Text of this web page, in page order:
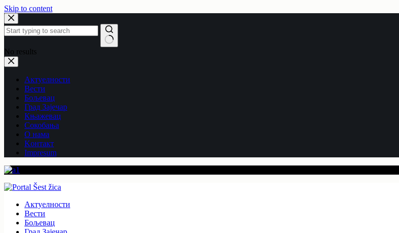
Skip to content
No results
Актуелности
Вести
Бољевац
Град Зајечар
Књажевац
Сокобања
O нама
Kонтакт
Impresum
Актуелности
Вести
Бољевац